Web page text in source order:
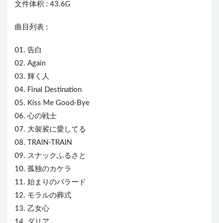
文件体积 : 43.6G
曲目列表 :
01. 告白
02. Again
03. 輝く人
04. Final Destination
05. Kiss Me Good-Bye
06. 心の戦士
07. 大袈裟に愛してる
08. TRAI N-TRAIN
09. スナックふるさと
10. 孤独のカケラ
11. 始まりのバラード
12. モラルの葬式
13. 乙女心